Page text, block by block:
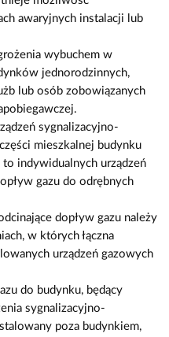
awaryjnych instalacji lub
wybuchem w
jednorodzinnych,
lub osób zobowiązanych
sygnalizacyjno-
mieszkalnej budynku
indywidualnych urządzeń
gazu do odrębnych
dopływ gazu należy
w których łączna
urządzeń gazowych
do budynku, będący
sygnalizacyjno-
poza budynkiem,